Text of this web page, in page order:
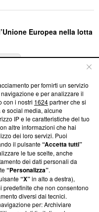
Europea nella lotta
su Blasting
su come ci impegniamo a
la nostra aderenza a
News non è
ha richiesto di farne
una verifica di
per fornirti un servizio
e per analizzare il
con i nostri 1624partner che si
social media, alcune
IP e le caratteristiche del tuo
altre informazioni che hai
dei loro servizi. Puoi
il pulsante“Accetta tutti”
le tue scelte, anche
dei dati personali da
“Personalizza”.
“X”in alto a destra),
che non consentono
diversi dai tecnici.
per: Archiviare